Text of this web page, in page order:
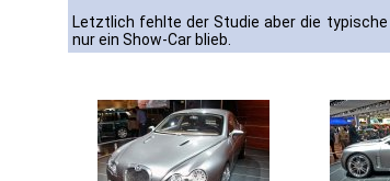
Letztlich fehlte der Studie aber die typische
nur ein Show-Car blieb.